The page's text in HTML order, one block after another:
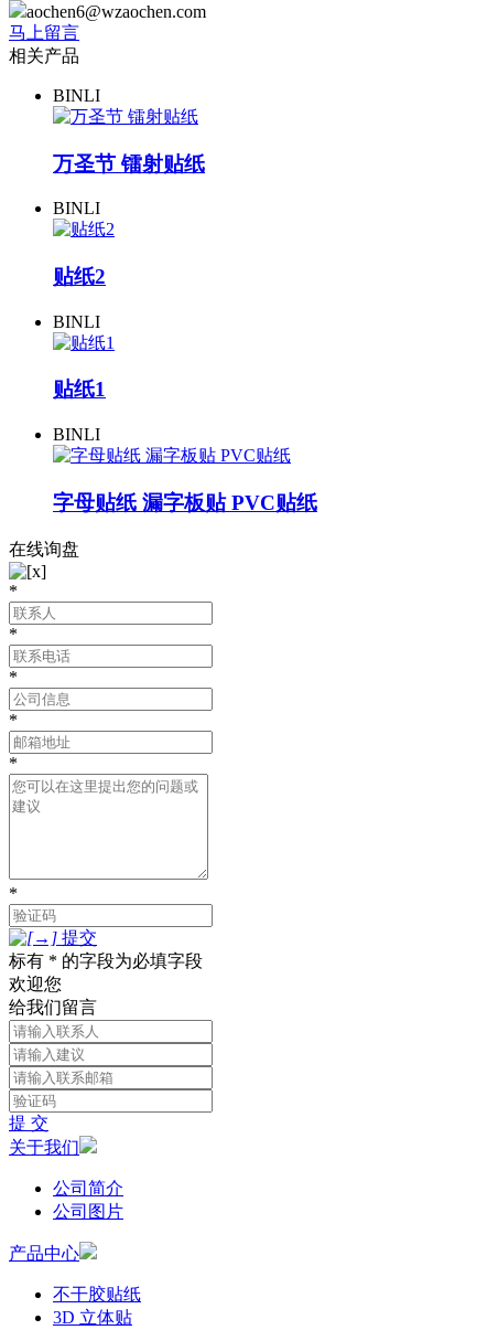
aochen6@wzaochen.com
马上留言
相关产品
BINLI
万圣节 镭射贴纸
BINLI
贴纸2
BINLI
贴纸1
BINLI
字母贴纸 漏字板贴 PVC贴纸
在线询盘
*
*
*
*
*
*
提交
标有 * 的字段为必填字段
欢迎您
给我们留言
提 交
关于我们
公司简介
公司图片
产品中心
不干胶贴纸
3D 立体贴